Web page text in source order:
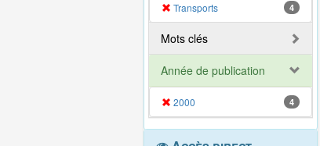
Transports 4
Mots clés
Année de publication
2000 4